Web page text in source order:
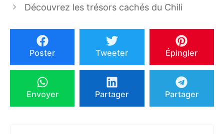
Découvrez les trésors cachés du Chili
Poster Tweeter Épingler
Envoyer Partager Partager